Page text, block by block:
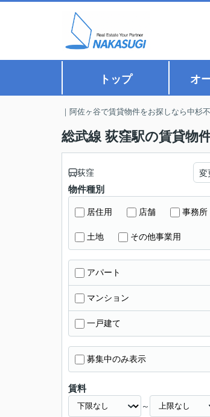
トップ オ
｜阿佐ヶ谷で賃貸物件をお探しなら中杉
総武線 荻窪駅の賃貸物
荻窪 変
物件種別
居住用 店舗 事務所
土地 その他事業用
アパート
マンション
一戸建て
募集中のみ表示
賃料
～